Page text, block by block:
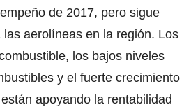
de 2017, pero sigue
aerolíneas en la región. Los
los bajos niveles
y el fuerte crecimiento
apoyando la rentabilidad